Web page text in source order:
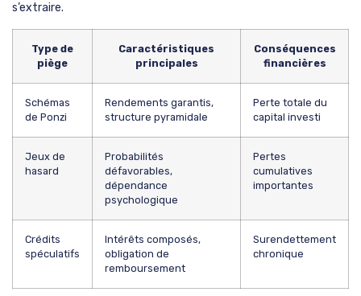
s’extraire.
Type de
piège
Caractéristiques
principales
Conséquences
financières
Schémas
de Ponzi
Rendements garantis,
structure pyramidale
Perte totale du
capital investi
Jeux de
hasard
Probabilités
défavorables,
dépendance
psychologique
Pertes
cumulatives
importantes
Crédits
spéculatifs
Intérêts composés,
obligation de
remboursement
Surendettement
chronique